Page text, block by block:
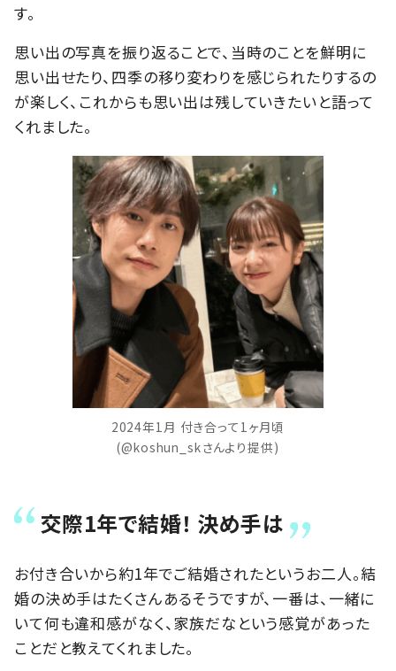
す。
思い出の写真を振り返ることで、当時のことを鮮明に
思い出せたり、四季の移り変わりを感じられたりするの
が楽しく、これからも思い出は残していきたいと語って
くれました。
2024年1月 付き合って1ヶ月頃
(@koshun_skさんより提供)
交際1年で結婚！ 決め手は
お付き合いから約1年でご結婚されたというお二人。結
婚の決め手はたくさんあるそうですが、一番は、一緒に
いて何も違和感がなく、家族だなという感覚があった
ことだと教えてくれました。